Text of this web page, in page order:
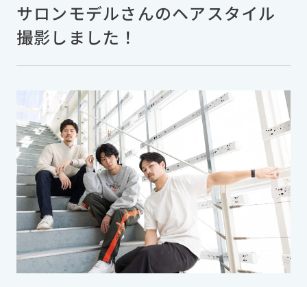
サロンモデルさんのヘアスタイル
撮影しました！